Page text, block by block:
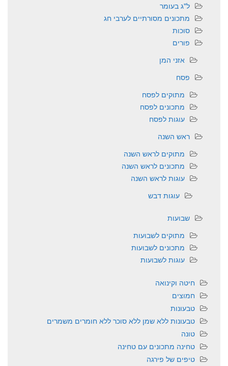
ל"ג בעומר
מתכונים מסורתיים לערבי חג
סוכות
פורים
אזני המן
פסח
מתוקים לפסח
מתכונים לפסח
עוגות לפסח
ראש השנה
מתוקים לראש השנה
מתכונים לראש השנה
עוגות לראש השנה
עוגות דבש
שבועות
מתוקים לשבועות
מתכונים לשבועות
עוגות לשבועות
חיטה וקינואה
חמוצים
טבעונות
טבעונות ללא שמן ללא סוכר ללא חומרים משמרים
טונה
טחינה מתכונים עם טחינה
טיפים של פירגה